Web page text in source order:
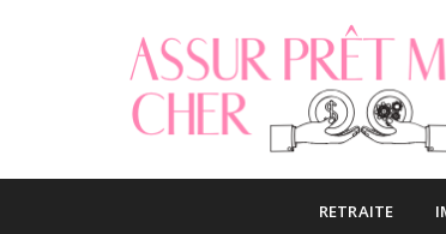
Assur
Le blog finance
RETRAITE